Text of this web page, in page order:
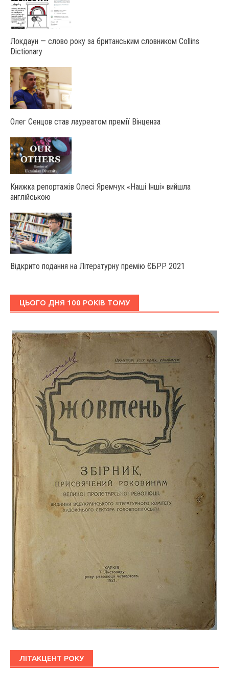
Локдаун — слово року за британським словником Collins
Dictionary
Олег Сенцов став лауреатом премії Вінценза
Книжка репортажів Олесі Яремчук «Наші Інші» вийшла
англійською
Відкрито подання на Літературну премію ЄБРР 2021
ЦЬОГО ДНЯ 100 РОКІВ ТОМУ
ЛІТАКЦЕНТ РОКУ